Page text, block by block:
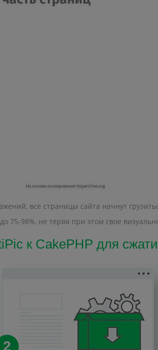
все страницы сайта начнут
75-98%, не теряя при этом свое
к CakePHP для
2